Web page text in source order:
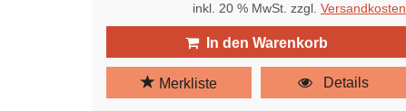
inkl. 20 % MwSt. zzgl. Versandkosten
In den Warenkorb
Merkliste Details